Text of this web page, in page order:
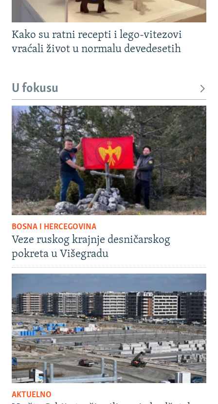
Kako su ratni recepti i lego-vitezovi
vraćali život u normalu devedesetih
U fokusu
BOSNA I HERCEGOVINA
Veze ruskog krajnje desničarskog
pokreta u Višegradu
AKTUELNO